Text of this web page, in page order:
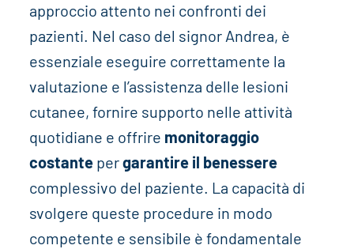
approccio attento nei confronti dei
pazienti. Nel caso del signor Andrea, è
essenziale eseguire correttamente la
valutazione e l’assistenza delle lesioni
cutanee, fornire supporto nelle attività
quotidiane e offrire monitoraggio
costantepergarantire il benessere
complessivo del paziente. La capacità di
svolgere queste procedure in modo
competente e sensibile è fondamentale